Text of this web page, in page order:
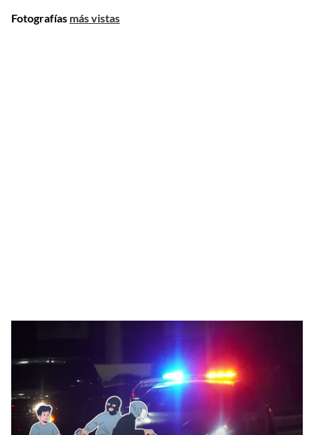
Fotografías más vistas